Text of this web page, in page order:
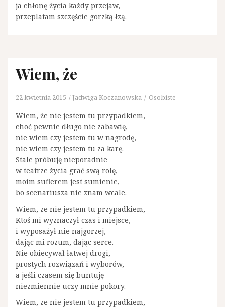
ja chłonę życia każdy przejaw,
przeplatam szczęście gorzką łzą.
Wiem, że
22 kwietnia 2015 Jadwiga Koczanowska Osobiste
Wiem, że nie jestem tu przypadkiem,
choć pewnie długo nie zabawię,
nie wiem czy jestem tu w nagrodę,
nie wiem czy jestem tu za karę.
Stale próbuję nieporadnie
w teatrze życia grać swą rolę,
moim suflerem jest sumienie,
bo scenariusza nie znam wcale.
Wiem, ze nie jestem tu przypadkiem,
Ktoś mi wyznaczył czas i miejsce,
i wyposażył nie najgorzej,
dając mi rozum, dając serce.
Nie obiecywał łatwej drogi,
prostych rozwiązań i wyborów,
a jeśli czasem się buntuję
niezmiennie uczy mnie pokory.
Wiem, ze nie jestem tu przypadkiem,